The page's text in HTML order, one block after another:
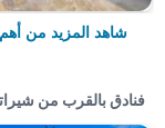
شاهد المزيد من
فنادق بالقرب من